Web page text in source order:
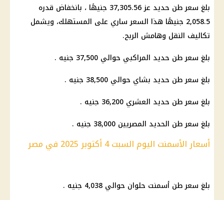
بلغ سعر طن حديد عز 37,305.56 جنيهًا ، بانخفاض قدره
2,058.5 جنيهًا هذا السعر ساري على المستهلك، ويشمل
تكاليف النقل وهامش الربح.
بلغ سعر طن حديد المراكبي حوالي 37,500 جنيه .
بلغ سعر طن حديد بشاي حوالي 38,500 جنيه .
بلغ سعر طن حديد العشري 36,200 جنيه .
بلغ سعر طن الحديد المصريين 38,000 جنيه .
أسعار الأسمنت اليوم السبت 4 أكتوبر 2025 في مصر
بلغ سعر طن أسمنت حلوان حوالي 4,038 جنيه .